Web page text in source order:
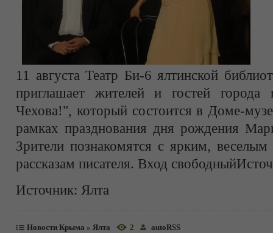
11 августа Театр Би-6 ялтинской
приглашает жителей и гостей города
Чехова!", который состоится в Доме-
рамках празднования дня рождения
Зрители познакомятся с ярким,
рассказам писателя. Вход
Источник: Ялта
Новости Крыма » Ялта 2 autoRSS